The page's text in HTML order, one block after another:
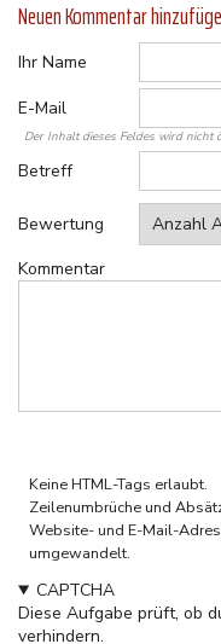
Neuen Kommentar
Ihr Name
E-Mail
Der Inhalt dieses Feldes wird nicht
Betreff
Bewertung
Kommentar
Keine HTML-Tags erlaubt.
Zeilenumbrüche und
Website- und E-Mail-
umgewandelt.
CAPTCHA
Diese Aufgabe prüft, ob
verhindern.